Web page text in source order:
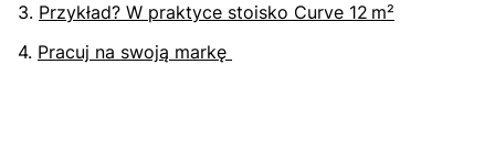
3. Przykład? W praktyce stoisko Curve 12 m²
4. Pracuj na swoją markę